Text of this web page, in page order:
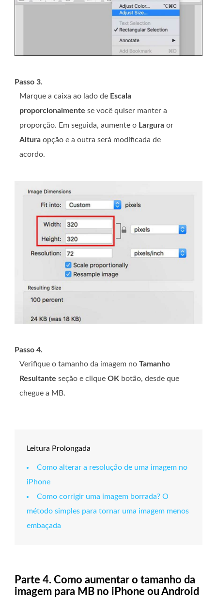
Passo 3.
Marque a caixa ao lado de Escala
proporcionalmente se você quiser manter a
proporção. Em seguida, aumente o Largura or
Altura opção e a outra será modificada de
acordo.
Passo 4.
Verifique o tamanho da imagem no Tamanho
Resultante seção e clique OK botão, desde que
chegue a MB.
Leitura Prolongada
Como alterar a resolução de uma imagem no
iPhone
Como corrigir uma imagem borrada? O
método simples para tornar uma imagem menos
embaçada
Parte 4. Como aumentar o tamanho da
imagem para MB no iPhone ou Android